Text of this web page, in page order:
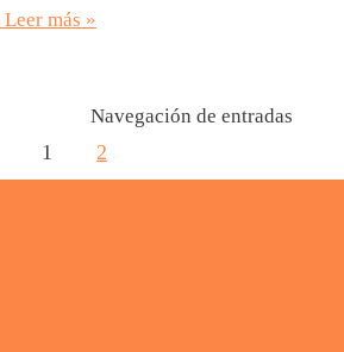
Leer más »
Navegación de entradas
1 2